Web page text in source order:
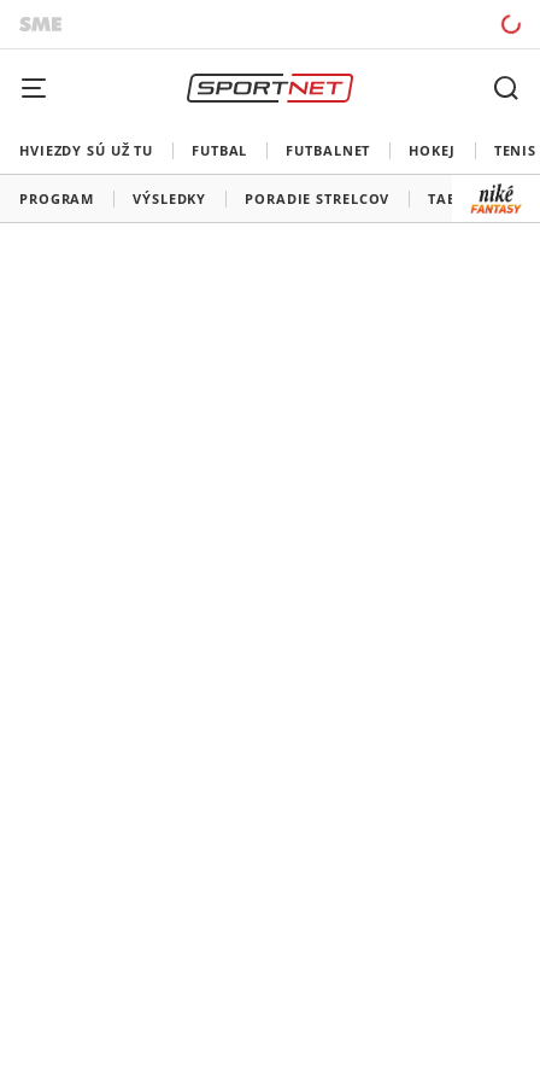
HVIEZDY SÚ UŽ TU FUTBAL FUTBALNET HOKEJ TENIS
PROGRAM VÝSLEDKY PORADIE STRELCOV TABUĽKY A